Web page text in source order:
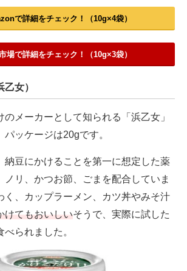
で詳細をチェック！（10g×4袋）
場で詳細をチェック！（10g×3袋）
女）
メーカーとして知られる「浜乙女」
ッケージは20gです。
豆にかけることを第一に想定した薬
ノリ、かつお節、ごまを配合していま
く、カップラーメン、カツ丼やみそ汁
けてもおいしいそうで、実際に試した
られました。